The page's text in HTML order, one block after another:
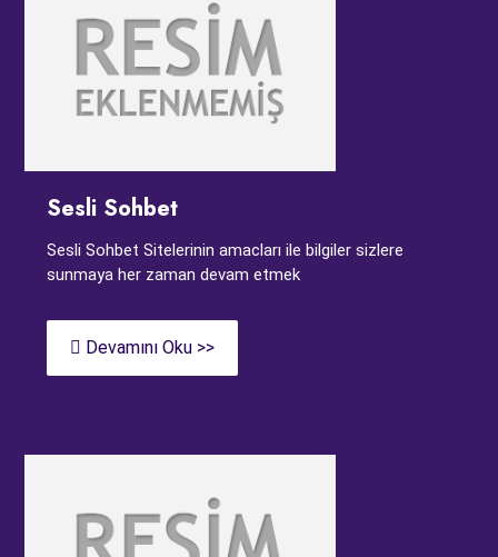
Sesli Sohbet
Sesli Sohbet Sitelerinin amacları ile bilgiler sizlere
sunmaya her zaman devam etmek
Devamını Oku >>